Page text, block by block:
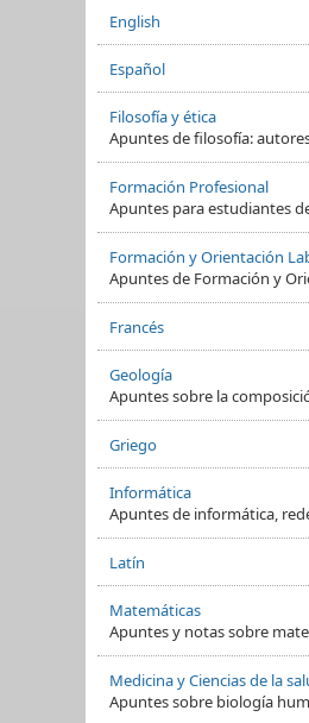
English
Español
Filosofía y ética
Apuntes de filosofía:
Formación Profesional
Apuntes para estudiantes
Formación y Orientación
Apuntes de Formación y
Francés
Geología
Apuntes sobre la
Griego
Informática
Apuntes de informática,
Latín
Matemáticas
Apuntes y notas sobre
Medicina y Ciencias de la
Apuntes sobre biología